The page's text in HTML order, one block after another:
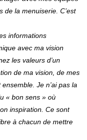
de la menuiserie. C’est
informations
avec ma vision
les valeurs d’un
de ma vision, de mes
Je n’ai pas la
« bon sens » où
inspiration. Ce sont
à chacun de mettre